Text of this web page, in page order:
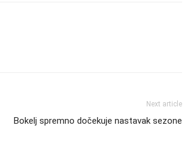
Next article
Bokelj spremno dočekuje nastavak sezone